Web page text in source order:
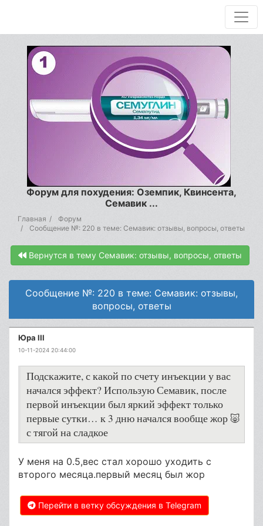
Форум для похудения: Оземпик, Квинсента,
Семавик ...
Главная
Форум
Сообщение №: 220 в теме: Семавик: отзывы, вопросы, ответы
Вернутся в тему Семавик: отзывы, вопросы, ответы
Сообщение №: 220 в теме: Семавик: отзывы,
вопросы, ответы
Юра lIl
10-11-2024 20:44:00
Подскажите, с какой по счету инъекции у вас
начался эффект? Использую Семавик, после
первой инъекции был яркий эффект только
первые сутки… к 3 дню начался вообще жор 🐷
с тягой на сладкое
У меня на 0.5,вес стал хорошо уходить с
второго месяца.первый месяц был жор
Перейти в ветку обсуждения в Telegram